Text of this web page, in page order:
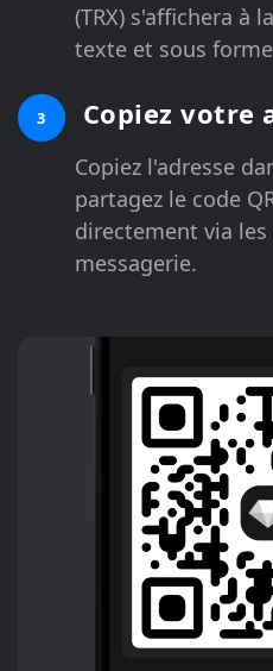
(TRX) s'affichera à
texte et sous
3 Copiez votre
Copiez l'adresse
partagez le code
directement via
messagerie.